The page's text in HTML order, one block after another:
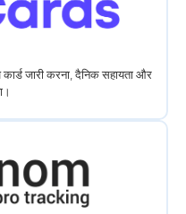
जारी करना, दैनिक सहायता और